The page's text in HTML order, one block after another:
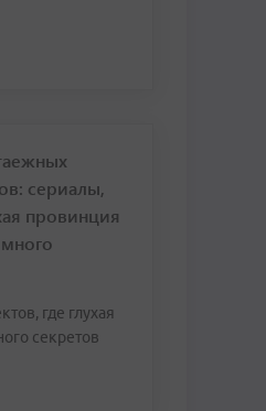
сериалы,
провинция
где глухая
секретов